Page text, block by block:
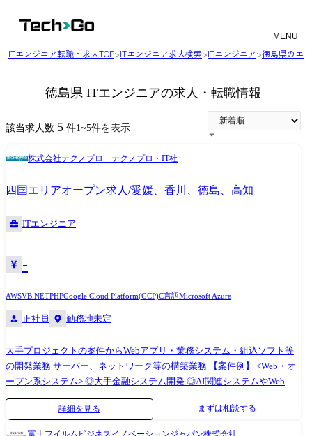
MENU
ITエンジニア転職・求人TOP>ITエンジニア求人検索>ITエンジニア>徳島県のエ
徳島県 ITエンジニアの求人・転職情報
該当求人数 5 件1~5件を表示
株式会社テクノプロ テクノプロ・IT社
四国エリアオープン求人/愛媛、香川、徳島、高知
ITエンジニア
-
AWSVB.NETPHPGoogle Cloud Platform(GCP)C言語Microsoft Azure
正社員 勤務地未定
大手プロジェクトの案件からWebアプリ・業務システム・組込ソフト等
の開発業務 サーバー、ネットワーク等の構築業務 【案件例】 <Web・オ
ープン系システム> ◎大手金融システム開発 ◎AI関連システムやWebア
プリの開発 ◎Androidアプリ、スマートフォン分野での各種開発 ◎ECサ
イト、ポータルサイトの開発 <業務系システム> ◎顧客管理システム開発
詳細を見る まずは相談する
富士フイルムビジネスイノベーションジャパン株式会社